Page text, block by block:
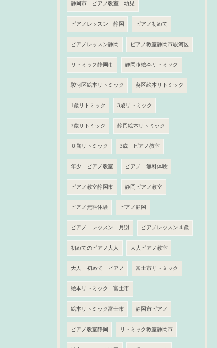
静岡市 ピアノ教室 幼児
ピアノレッスン 静岡 ピアノ初めて
ピアノレッスン静岡 ピアノ教室静岡市駿河区
リトミック静岡市 静岡市絵本リトミック
駿河区絵本リトミック 葵区絵本リトミック
1歳リトミック 3歳リトミック
2歳リトミック 静岡絵本リトミック
０歳リトミック 3歳 ピアノ教室
年少 ピアノ教室 ピアノ 無料体験
ピアノ教室静岡市 静岡ピアノ教室
ピアノ無料体験 ピアノ静岡
ピアノ レッスン 月謝 ピアノレッスン４歳
初めてのピアノ大人 大人ピアノ教室
大人 初めて ピアノ 富士市リトミック
絵本リトミック 富士市
絵本リトミック富士市 静岡市ピアノ
ピアノ教室静岡 リトミック教室静岡市